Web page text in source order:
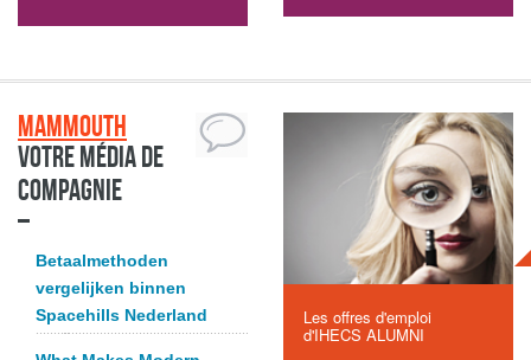
Mammouth
Votre média de
compagnie
Betaalmethoden
vergelijken binnen
Spacehills Nederland
Les offres d'emploi
d'IHECS ALUMNI